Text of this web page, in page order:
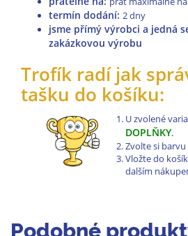
termín dodání: 2 dny
jsme přímý výrobci a jedná
zakázkovou výrobu
Trofík radí jak
tašku do košíku:
U zvolené
DOPLŇKY.
Zvolte si
Vložte do
dalším
Podobné